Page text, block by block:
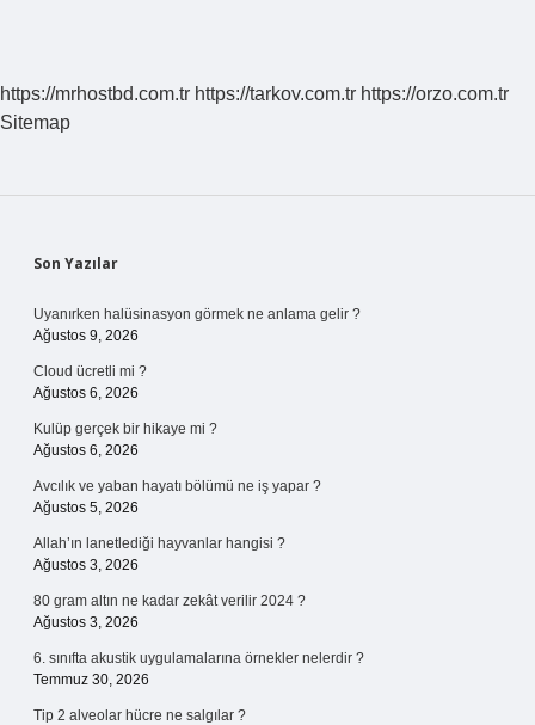
https://mrhostbd.com.tr https://tarkov.com.tr https://orzo.com.tr
Sitemap
Sidebar
Son Yazılar
Uyanırken halüsinasyon görmek ne anlama gelir ?
Ağustos 9, 2026
Cloud ücretli mi ?
Ağustos 6, 2026
Kulüp gerçek bir hikaye mi ?
Ağustos 6, 2026
Avcılık ve yaban hayatı bölümü ne iş yapar ?
Ağustos 5, 2026
Allah’ın lanetlediği hayvanlar hangisi ?
Ağustos 3, 2026
80 gram altın ne kadar zekât verilir 2024 ?
Ağustos 3, 2026
6. sınıfta akustik uygulamalarına örnekler nelerdir ?
Temmuz 30, 2026
Tip 2 alveolar hücre ne salgılar ?